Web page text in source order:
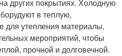
других покрытиях. Холодную
в теплую,
для утепления материалы,
мероприятий, чтобы
прочной и долговечной.